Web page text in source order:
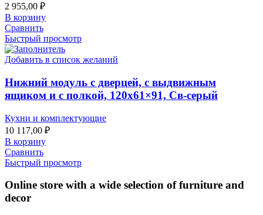
2 955,00 ₽
В корзину
Сравнить
Быстрый просмотр
Добавить в список желаний
Нижний модуль с дверцей, с выдвижным
ящиком и с полкой, 120х61×91, Св-серый
Кухни и комплектующие
10 117,00 ₽
В корзину
Сравнить
Быстрый просмотр
Online store with a wide selection of furniture and
decor